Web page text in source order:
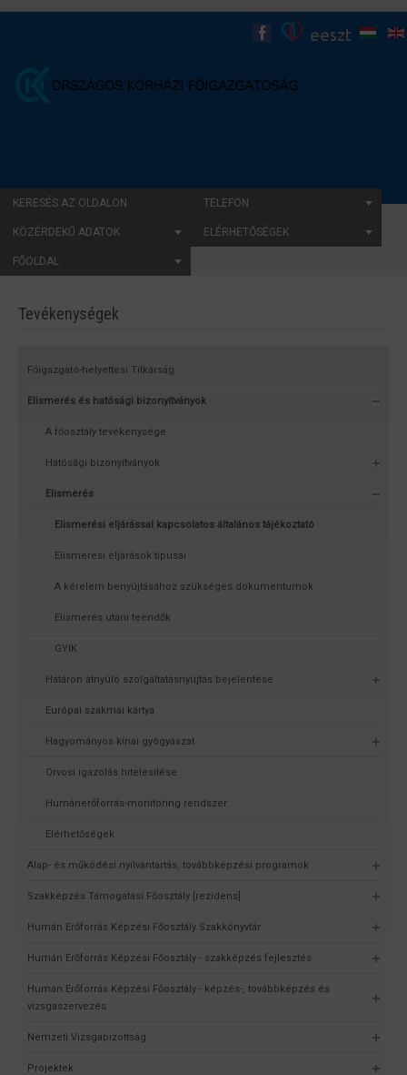
KERESÉS AZ OLDALON TELEFON
KÖZÉRDEKŰ ADATOK ELÉRHETŐSÉGEK
FŐOLDAL
Tevékenységek
Főigazgató-helyettesi Titkárság
Elismerés és hatósági bizonyítványok
A főosztály tevékenysége
Hatósági bizonyítványok
Elismerés
Elismerési eljárással kapcsolatos általános tájékoztató
Elismerési eljárások típusai
A kérelem benyújtásához szükséges dokumentumok
Elismerés utáni teendők
GYIK
Határon átnyúló szolgáltatásnyújtás bejelentése
Európai szakmai kártya
Hagyományos kínai gyógyászat
Orvosi igazolás hitelesítése
Humánerőforrás-monitoring rendszer
Elérhetőségek
Alap- és működési nyilvántartás, továbbképzési programok
Szakképzés Támogatási Főosztály [rezidens]
Humán Erőforrás Képzési Főosztály Szakkönyvtár
Humán Erőforrás Képzési Főosztály - szakképzés fejlesztés
Humán Erőforrás Képzési Főosztály - képzés-, továbbképzés és
vizsgaszervezés
Nemzeti Vizsgabizottság
Projektek